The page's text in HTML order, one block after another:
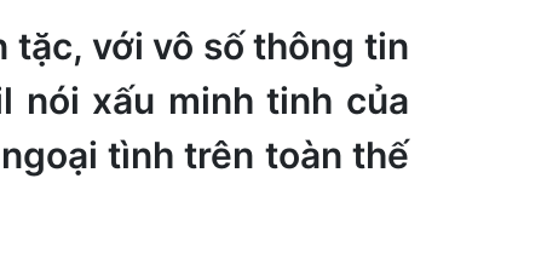
tặc, với vô số thông tin
nói xấu minh tinh của
tình trên toàn thế